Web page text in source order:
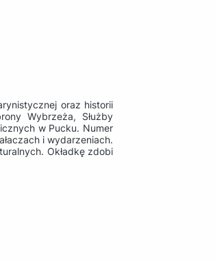
oraz historii
Wybrzeża, Służby
w Pucku. Numer
i wydarzeniach.
Okładkę zdobi